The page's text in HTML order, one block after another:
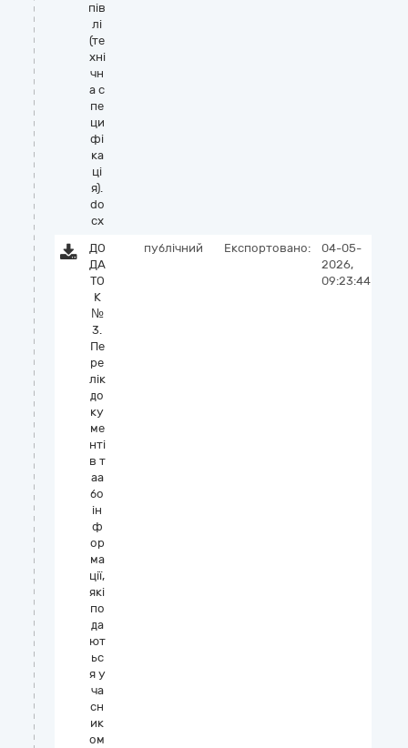
пів
лі
(те
хні
чн
а с
пе
ци
фі
ка
ці
я).
do
cx
ДО
ДА
ТО
К
№
3.
Пе
ре
лік
до
ку
ме
нті
в т
аа
бо
ін
ф
ор
ма
ції,
які
по
да
ют
ьс
я у
ча
сн
ик
ом
публічний Експортовано:
04-05-
2026,
09:23:44